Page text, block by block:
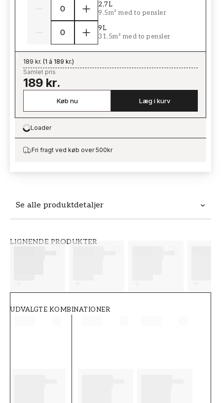
Se alle produktdetaljer
LIGNENDE PRODUKTER
UDVALGTE KOMBINATIONER
2,7L
9.5m² med to pensler
9L
31.5m² med to pensler
189 kr. (1 á 189 kr.)
Samlet pris
189 kr.
Køb nu Læg i kurv
Loading…
Loader
Fri fragt ved køb over 500kr